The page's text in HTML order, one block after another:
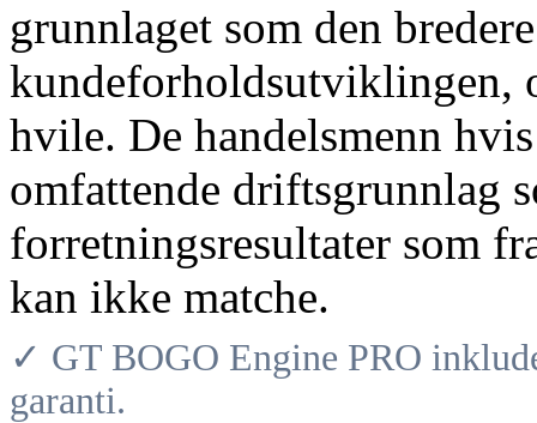
grunnlaget som den
kundeforholdsutviklingen,
hvile. De handelsmenn
omfattende driftsgrunnlag
forretningsresultater som
kan ikke matche.
✓ GT BOGO Engine PRO
garanti.